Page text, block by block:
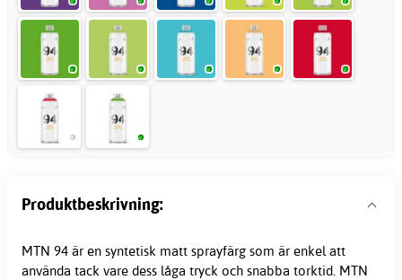
Produktbeskrivning:
MTN 94 är en syntetisk matt sprayfärg som är enkel att
använda tack vare dess låga tryck och snabba torktid. MTN